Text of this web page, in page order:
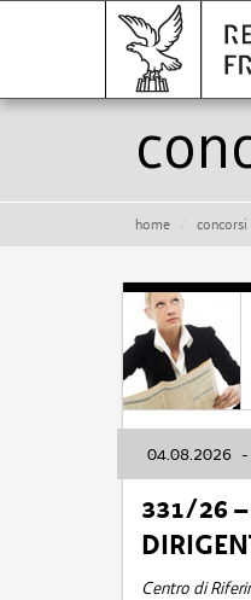
home concorsi
04.08.2026 -
331/26
Centro di